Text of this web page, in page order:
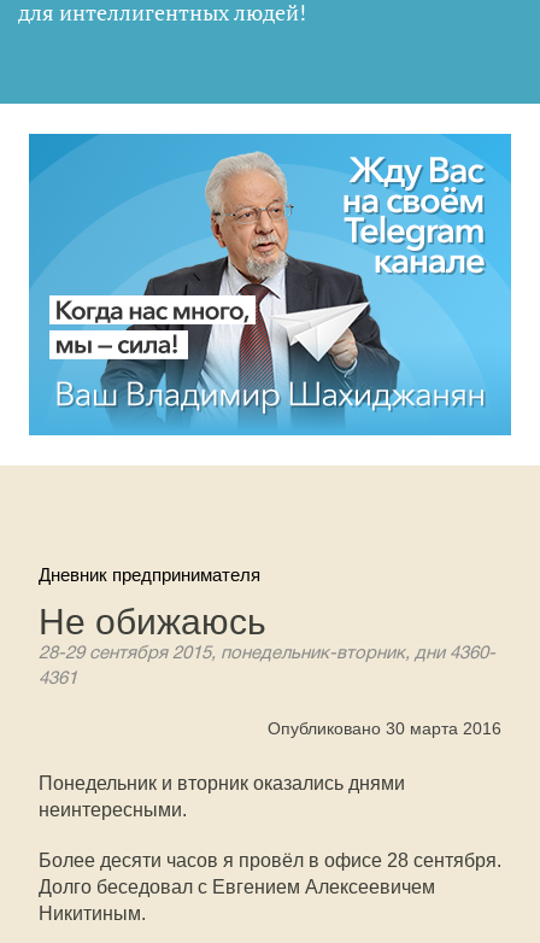
для интеллигентных людей!
Дневник предпринимателя
Не обижаюсь
28-29 сентября 2015, понедельник-вторник, дни 4360-
4361
Опубликовано 30 марта 2016
Понедельник и вторник оказались днями
неинтересными.
Более десяти часов я провёл в офисе 28 сентября.
Долго беседовал с Евгением Алексеевичем
Никитиным.